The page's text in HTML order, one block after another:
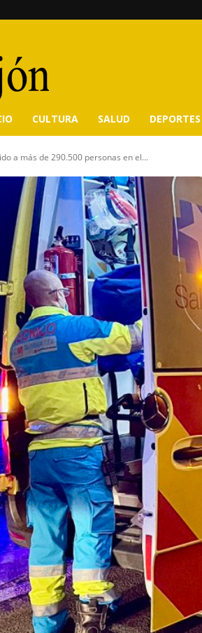
CULTURA SALUD DEPORTES
a más de 290.500 personas en el...